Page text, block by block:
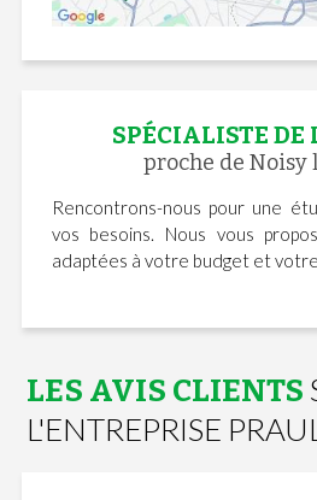
SPÉCIALISTE DE
proche de Noisy
Rencontrons-nous pour une
vos besoins. Nous vous
adaptées à votre budget et
LES AVIS CLIENTS
L'ENTREPRISE